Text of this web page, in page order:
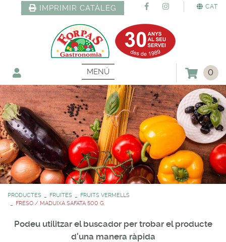
CAT
IMPRIMIR CATÀLEG
MENÚ 0
PRODUCTES FRUITES
FRUITS VERMELLS
FRESO / MADUIXA SAFATA 500 G.
Podeu utilitzar el buscador per trobar el producte
d'una manera ràpida